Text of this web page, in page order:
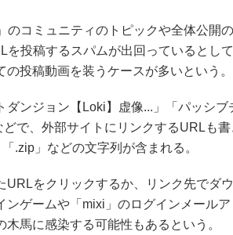
コミュニティのトピックや全体公開
を投稿するスパムが出回っているとし
投稿動画を装うケースが多いという。
ンジョン【Loki】虚像...」「パッシブ
で、外部サイトにリンクするURLも
.zip」などの文字列が含まれる。
をクリックするか、リンク先でダ
ンゲームや「mixi」のログインメールア
馬に感染する可能性もあるという。